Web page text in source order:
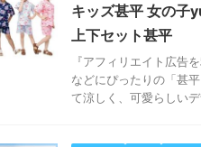
キッズ甚平 女の子
上下セット甚平
『アフィリエイト広告
などにぴったりの「甚
て涼しく、可愛らしい